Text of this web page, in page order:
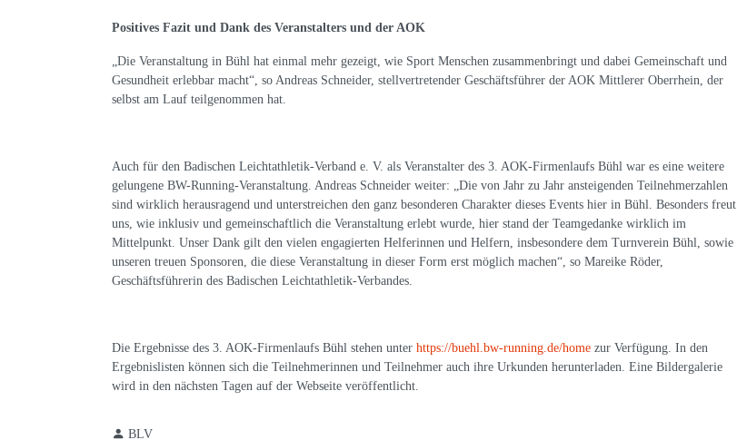
Positives Fazit und Dank des Veranstalters und der AOK
„Die Veranstaltung in Bühl hat einmal mehr gezeigt, wie Sport Menschen zusammenbringt und dabei Gemeinschaft und
Gesundheit erlebbar macht“, so Andreas Schneider, stellvertretender Geschäftsführer der AOK Mittlerer Oberrhein, der
selbst am Lauf teilgenommen hat.
Auch für den Badischen Leichtathletik-Verband e. V. als Veranstalter des 3. AOK-Firmenlaufs Bühl war es eine weitere
gelungene BW-Running-Veranstaltung. Andreas Schneider weiter: „Die von Jahr zu Jahr ansteigenden Teilnehmerzahlen
sind wirklich herausragend und unterstreichen den ganz besonderen Charakter dieses Events hier in Bühl. Besonders freut
uns, wie inklusiv und gemeinschaftlich die Veranstaltung erlebt wurde, hier stand der Teamgedanke wirklich im
Mittelpunkt. Unser Dank gilt den vielen engagierten Helferinnen und Helfern, insbesondere dem Turnverein Bühl, sowie
unseren treuen Sponsoren, die diese Veranstaltung in dieser Form erst möglich machen“, so Mareike Röder,
Geschäftsführerin des Badischen Leichtathletik-Verbandes.
Die Ergebnisse des 3. AOK-Firmenlaufs Bühl stehen unter https://buehl.bw-running.de/home zur Verfügung. In den
Ergebnislisten können sich die Teilnehmerinnen und Teilnehmer auch ihre Urkunden herunterladen. Eine Bildergalerie
wird in den nächsten Tagen auf der Webseite veröffentlicht.
BLV
#weihnachten #weihnachtspause #laufen